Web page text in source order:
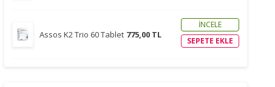
Assos K2 Trio 60 Tablet 775,00 TL
İNCELE
SEPETE EKLE